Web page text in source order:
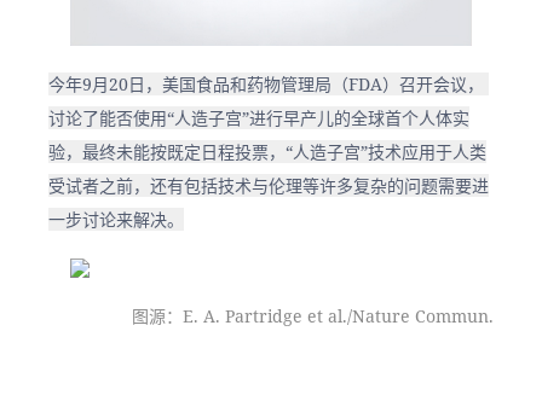
今年9月20日，美国食品和药物管理局（FDA）召开会议，
讨论了能否使用“人造子宫”进行早产儿的全球首个人体实
验，最终未能按既定日程投票，“人造子宫”技术应用于人类
受试者之前，还有包括技术与伦理等许多复杂的问题需要进
一步讨论来解决。
图源：E. A. Partridge et al./Nature Commun.